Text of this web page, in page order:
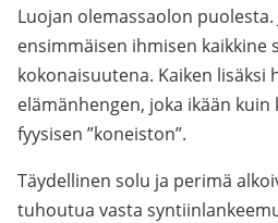
Luojan olemassaolon puolesta.
ensimmäisen ihmisen kaikkine
kokonaisuutena. Kaiken lisäksi
elämänhengen, joka ikään
fyysisen ”koneiston”.
Täydellinen solu ja perimä
tuhoutua vasta